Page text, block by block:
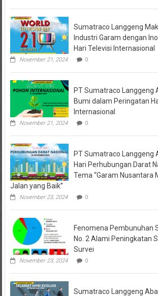
Bromo
Total,
Melebar,
Water
Sumatraco Langgeng
Industri Garam dengan
Hari Televisi Internasional
November 21, 2024 0
PT Sumatraco Langgeng
Bumi dalam Peringatan
Internasional
November 21, 2024 0
PT Sumatraco Langgeng
Hari Perhubungan Darat
Tema “Garam Nusantara
Jalan yang Baik”
November 23, 2024 0
Fenomena Pembunuhan
No. 2 Alami Peningkatan
Survei
November 23, 2024 0
Sumatraco Langgeng